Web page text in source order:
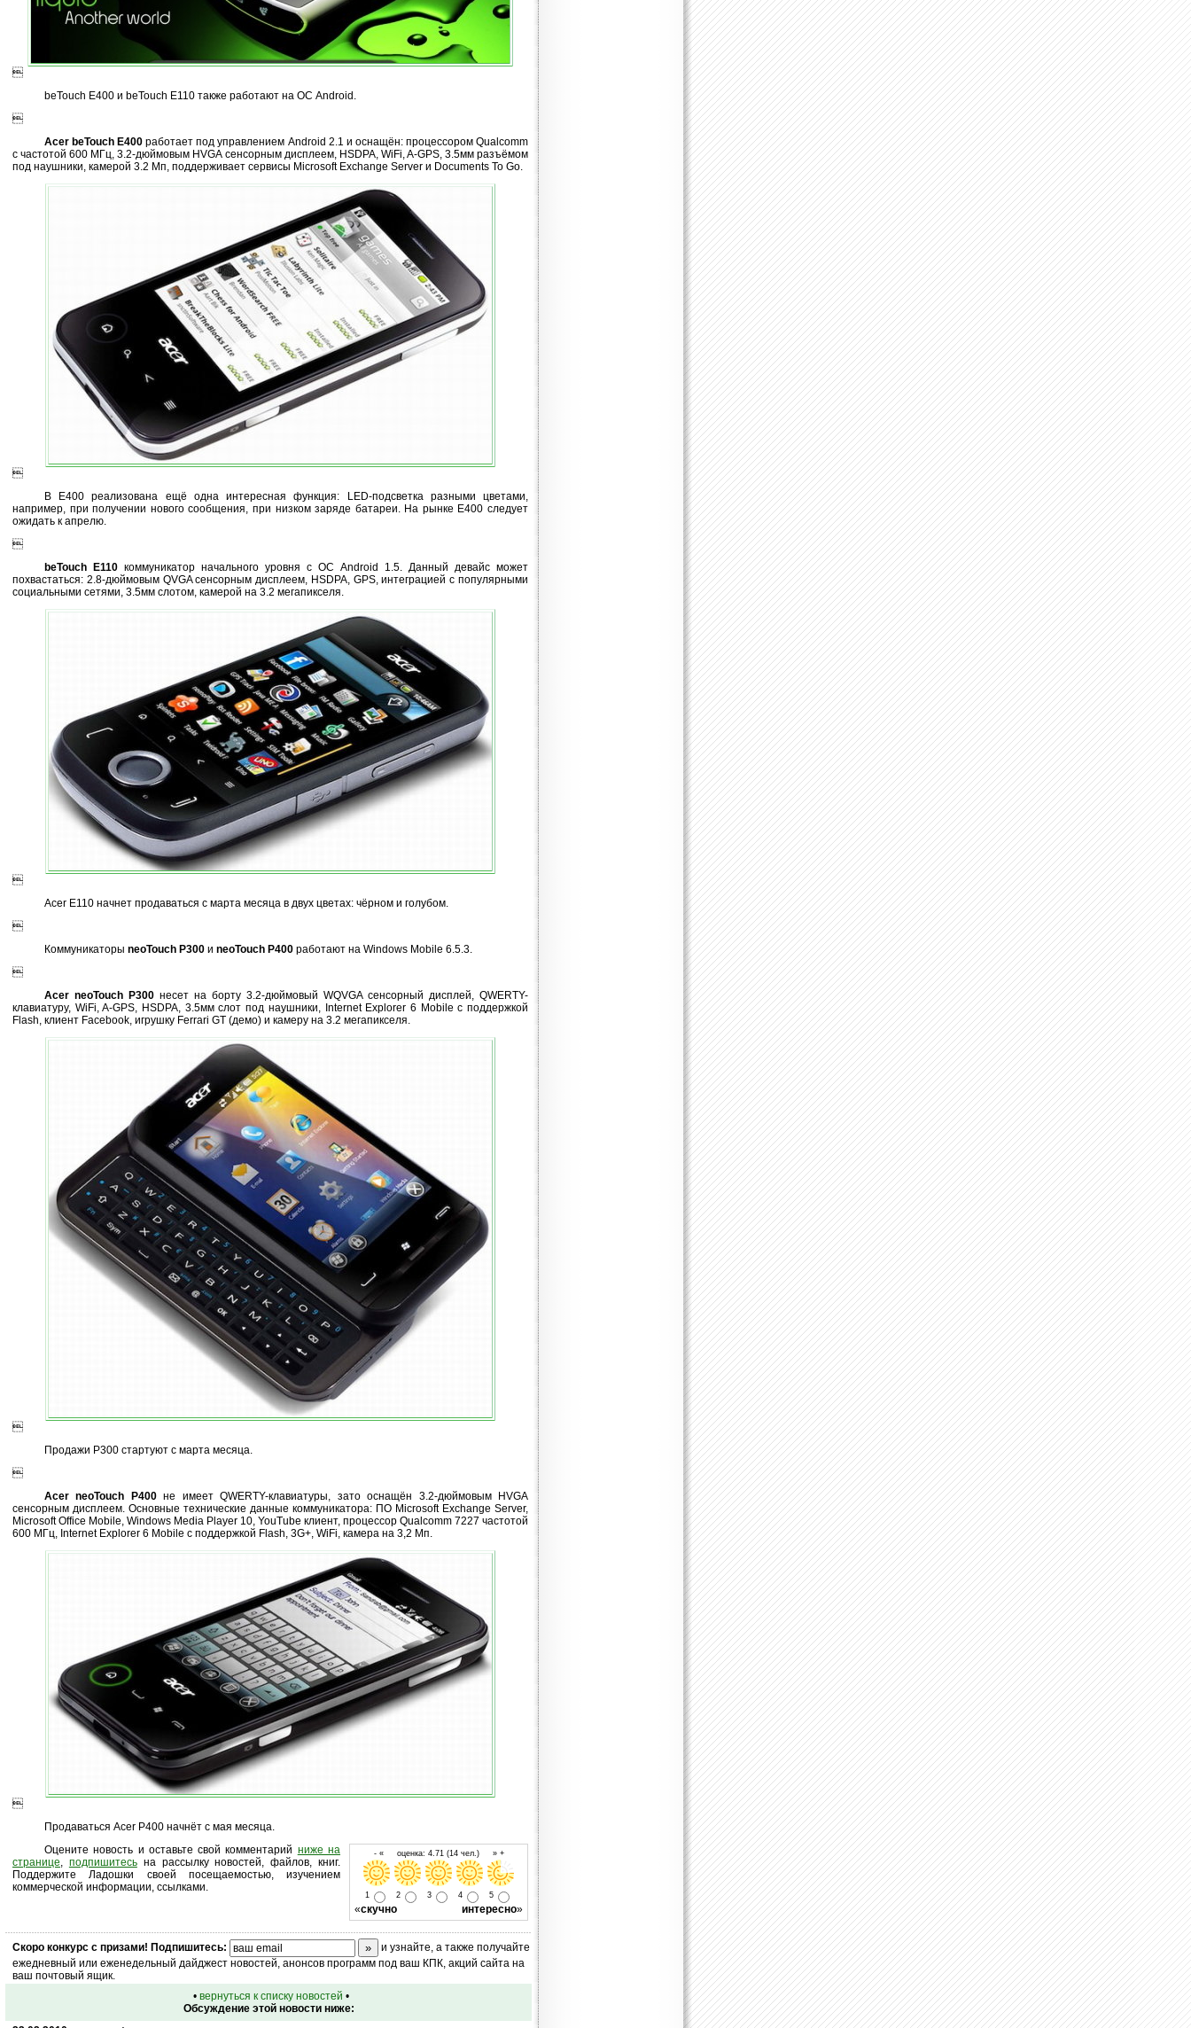

beTouch E400 и beTouch E110 также работают на ОС Android.

Acer beTouch E400 работает под управлением Android 2.1 и оснащён: процессором Qualcomm
с частотой 600 МГц, 3.2-дюймовым HVGA сенсорным дисплеем, HSDPA, WiFi, A-GPS, 3.5мм разъёмом
под наушники, камерой 3.2 Мп, поддерживает сервисы Microsoft Exchange Server и Documents To Go.

В E400 реализована ещё одна интересная функция: LED-подсветка разными цветами,
например, при получении нового сообщения, при низком заряде батареи. На рынке E400 следует
ожидать к апрелю.

beTouch E110 коммуникатор начального уровня с ОС Android 1.5. Данный девайс может
похвастаться: 2.8-дюймовым QVGA сенсорным дисплеем, HSDPA, GPS, интеграцией с популярными
социальными сетями, 3.5мм слотом, камерой на 3.2 мегапикселя.

Acer E110 начнет продаваться с марта месяца в двух цветах: чёрном и голубом.

Коммуникаторы neoTouch P300 и neoTouch P400 работают на Windows Mobile 6.5.3.

Acer neoTouch P300 несет на борту 3.2-дюймовый WQVGA сенсорный дисплей, QWERTY-
клавиатуру, WiFi, A-GPS, HSDPA, 3.5мм слот под наушники, Internet Explorer 6 Mobile с поддержкой
Flash, клиент Facebook, игрушку Ferrari GT (демо) и камеру на 3.2 мегапикселя.

Продажи P300 стартуют с марта месяца.

Acer neoTouch P400не имеет QWERTY-клавиатуры, зато оснащён 3.2-дюймовым HVGA
сенсорным дисплеем. Основные технические данные коммуникатора: ПО Microsoft Exchange Server,
Microsoft Office Mobile, Windows Media Player 10, YouTube клиент, процессор Qualcomm 7227 частотой
600 МГц, Internet Explorer 6 Mobile с поддержкой Flash, 3G+, WiFi, камера на 3,2 Мп.

Продаваться Acer P400 начнёт с мая месяца.
- « оценка: 4.71 (14 чел.) » +
1 2 3 4 5
«скучно интересно»
Оцените новость и оставьте свой комментарий ниже на
странице, подпишитесьна рассылку новостей, файлов, книг.
Поддержите Ладошки своей посещаемостью, изучением
коммерческой информации, ссылками.
Скоро конкурс с призами! Подпишитесь:
и узнайте, а также получайте
ежедневный или еженедельный дайджест новостей, анонсов программ под ваш КПК, акций сайта на
ваш почтовый ящик.
• вернуться к списку новостей •
Обсуждение этой новости ниже: